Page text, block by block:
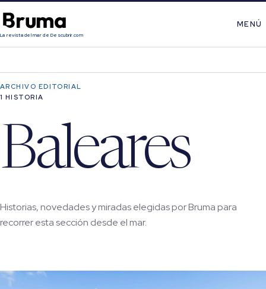
La revista del mar de Descubrir.com
MENÚ
ARCHIVO EDITORIAL
1 HISTORIA
Baleares
Historias, novedades y miradas elegidas por Bruma para
recorrer esta sección desde el mar.